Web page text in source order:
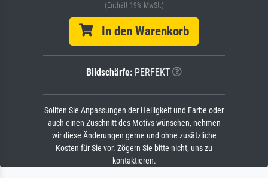
(Enthält 19% MwSt.)
In den Warenkorb
Bildschärfe: PERFEKT
Sollten Sie Anpassungen der Helligkeit und Farbe oder
auch einen Zuschnitt des Motivs wünschen, nehmen
wir diese Änderungen gerne und ohne zusätzliche
Kosten für Sie vor. Zögern Sie bitte nicht, uns zu
kontaktieren.